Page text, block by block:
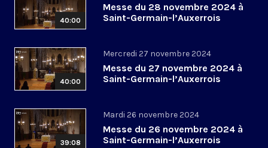
40:00
Messe du 28 novembre 2024 à
Saint-Germain-l’Auxerrois
40:00
Mercredi 27 novembre 2024
Messe du 27 novembre 2024 à
Saint-Germain-l’Auxerrois
39:08
Mardi 26 novembre 2024
Messe du 26 novembre 2024 à
Saint-Germain-l’Auxerrois